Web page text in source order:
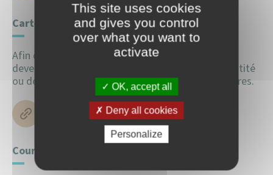
Carte nationale d’identité ou passeport
Afin de mettre à jour votre nouvelle adresse vous
devez faire une nouvelle demande de carte d’identité
ou de passeport dans les mairies délivrant ces titres.
Nous vous guidons dans vos démarches
Courrier
This site uses cookies
and gives you control
over what you want to
activate
OK, accept all
Deny all cookies
Personalize